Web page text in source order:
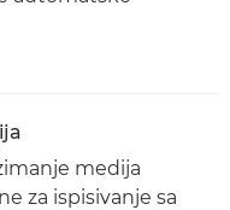
medija
za ispisivanje sa